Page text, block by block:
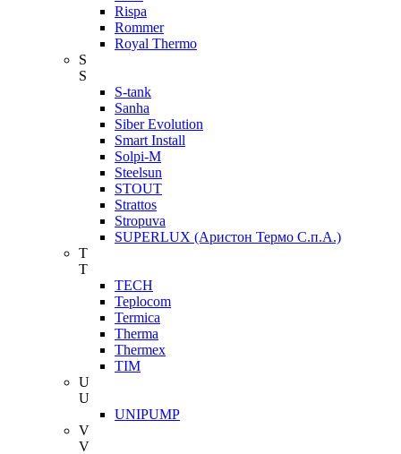
Rispa
Rommer
Royal Thermo
S
S
S-tank
Sanha
Siber Evolution
Smart Install
Solpi-M
Steelsun
STOUT
Strattos
Stropuva
SUPERLUX (Аристон Термо С.п.А.)
T
T
TECH
Teplocom
Termica
Therma
Thermex
TIM
U
U
UNIPUMP
V
V